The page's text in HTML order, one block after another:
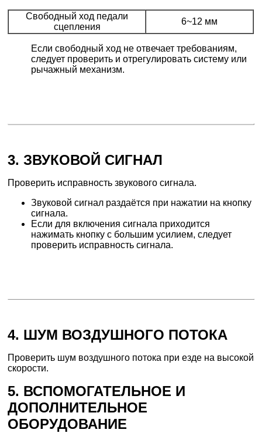
Свободный ход педали
сцепления
6~12 мм
Если свободный ход не отвечает требованиям,
следует проверить и отрегулировать систему или
рычажный механизм.
3. ЗВУКОВОЙ СИГНАЛ
Проверить исправность звукового сигнала.
Звуковой сигнал раздаётся при нажатии на кнопку
сигнала.
Если для включения сигнала приходится
нажимать кнопку с большим усилием, следует
проверить исправность сигнала.
4. ШУМ ВОЗДУШНОГО ПОТОКА
Проверить шум воздушного потока при езде на высокой
скорости.
5. ВСПОМОГАТЕЛЬНОЕ И
ДОПОЛНИТЕЛЬНОЕ
ОБОРУДОВАНИЕ